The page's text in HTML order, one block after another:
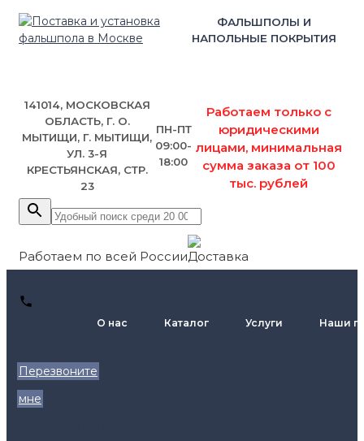
ФАЛЬШПОЛЫ И
НАПОЛЬНЫЕ ПОКРЫТИЯ
141014, МОСКОВСКАЯ
ОБЛАСТЬ, Г. О.
МЫТИЩИ, Г. МЫТИЩИ,
УЛ. 3-Я
КРЕСТЬЯНСКАЯ, СТР.
23
ПН-ПТ
09:00-
18:00
Работаем только с
юридическими
лицами, минимальная
сумма заказа от 100
тыс. рублей
Работаем по всей России
Перезвоните
мне
О нас Каталог Услуги Наши